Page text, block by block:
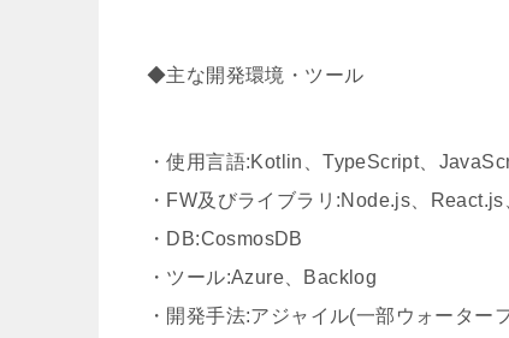
◆主な開発環境・ツール
・使用言語:Kotlin、TypeScript、
・FW及びライブラリ:Node.js、
・DB:CosmosDB
・ツール:Azure、Backlog
・開発手法:アジャイル(一部ウォーター